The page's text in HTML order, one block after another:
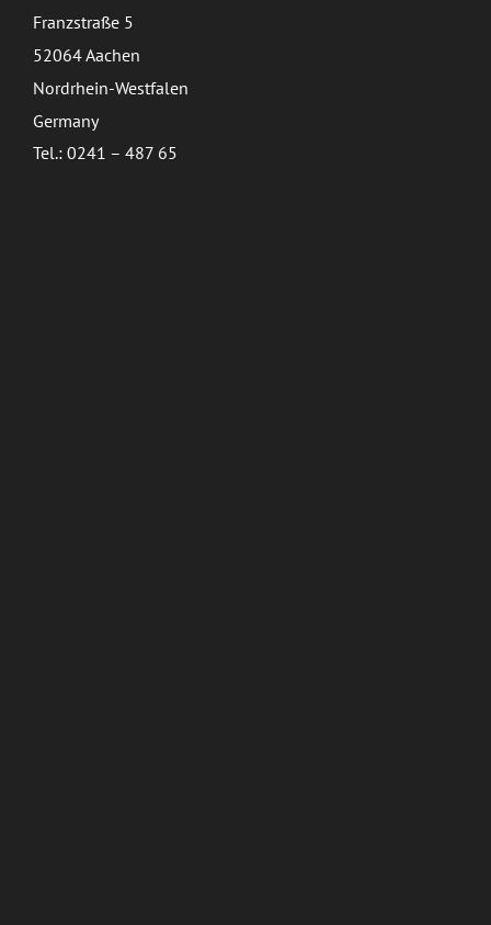
Franzstraße 5
52064 Aachen
Nordrhein-Westfalen
Germany
Tel.: 0241 – 487 65